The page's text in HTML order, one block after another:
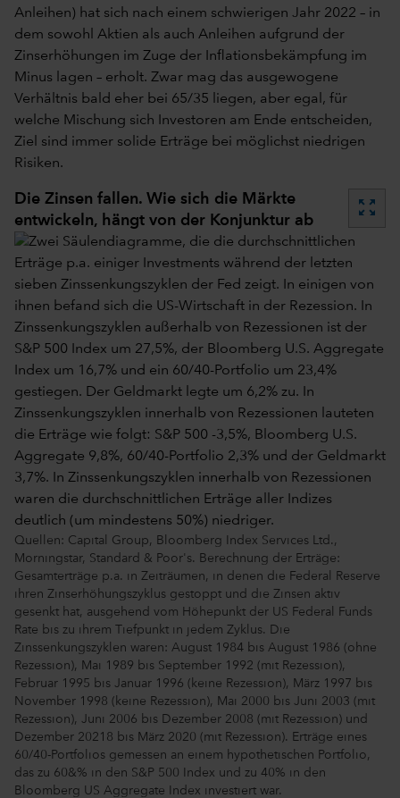
Anleihen) hat sich nach einem schwierigen Jahr 2022 – in
dem sowohl Aktien als auch Anleihen aufgrund der
Zinserhöhungen im Zuge der Inflationsbekämpfung im
Minus lagen – erholt. Zwar mag das ausgewogene
Verhältnis bald eher bei 65/35 liegen, aber egal, für
welche Mischung sich Investoren am Ende entscheiden,
Ziel sind immer solide Erträge bei möglichst niedrigen
Risiken.
Die Zinsen fallen. Wie sich die Märkte
entwickeln, hängt von der Konjunktur ab
zoom_out_map
Quellen: Capital Group, Bloomberg Index Services Ltd.,
Morningstar, Standard & Poor's. Berechnung der Erträge:
Gesamterträge p.a. in Zeiträumen, in denen die Federal Reserve
ihren Zinserhöhungszyklus gestoppt und die Zinsen aktiv
gesenkt hat, ausgehend vom Höhepunkt der US Federal Funds
Rate bis zu ihrem Tiefpunkt in jedem Zyklus. Die
Zinssenkungszyklen waren: August 1984 bis August 1986 (ohne
Rezession), Mai 1989 bis September 1992 (mit Rezession),
Februar 1995 bis Januar 1996 (keine Rezession), März 1997 bis
November 1998 (keine Rezession), Mai 2000 bis Juni 2003 (mit
Rezession), Juni 2006 bis Dezember 2008 (mit Rezession) und
Dezember 20218 bis März 2020 (mit Rezession). Erträge eines
60/40-Portfolios gemessen an einem hypothetischen Portfolio,
das zu 60&% in den S&P 500 Index und zu 40% in den
Bloomberg US Aggregate Index investiert war.